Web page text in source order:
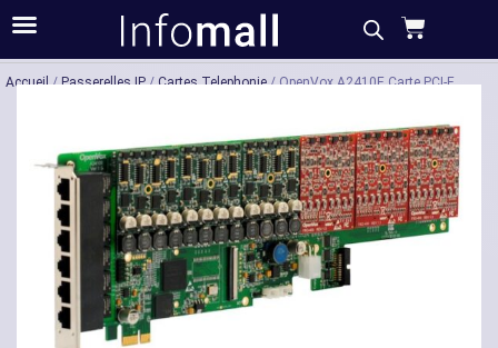
Acheter Description Caractéristiques
Accueil/Passerelles IP/Cartes Telephonie/ OpenVox A2410E Carte PCI-E